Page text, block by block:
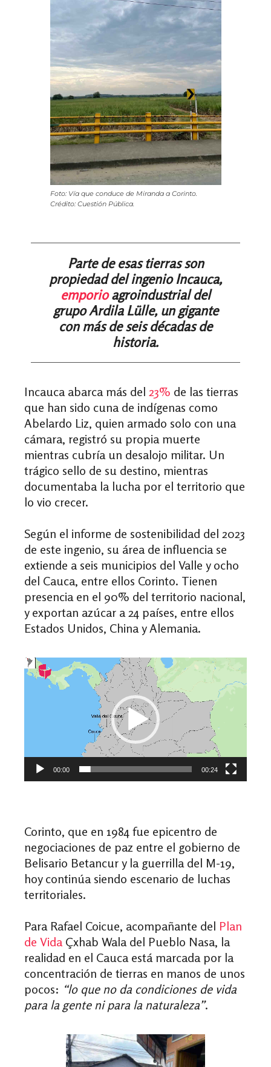
Foto: Vía que conduce de Miranda a Corinto.
Crédito: Cuestión Pública.
Parte de esas tierras son
propiedad del ingenio Incauca,
emporio agroindustrial del
grupo Ardila Lülle, un gigante
con más de seis décadas de
historia.
Incauca abarca más del 23% de las tierras
que han sido cuna de indígenas como
Abelardo Liz, quien armado solo con una
cámara, registró su propia muerte
mientras cubría un desalojo militar. Un
trágico sello de su destino, mientras
documentaba la lucha por el territorio que
lo vio crecer.
Según el informe de sostenibilidad del 2023
de este ingenio, su área de influencia se
extiende a seis municipios del Valle y ocho
del Cauca, entre ellos Corinto. Tienen
presencia en el 90% del territorio nacional,
y exportan azúcar a 24 países, entre ellos
Estados Unidos, China y Alemania.
Reproductor
00:00 00:24
Corinto, que en 1984 fue epicentro de
negociaciones de paz entre el gobierno de
Belisario Betancur y la guerrilla del M-19,
hoy continúa siendo escenario de luchas
territoriales.
Para Rafael Coicue, acompañante del Plan
de VidaÇxhab Wala del Pueblo Nasa, la
realidad en el Cauca está marcada por la
concentración de tierras en manos de unos
pocos: “lo que no da condiciones de vida
para la gente ni para la naturaleza”.